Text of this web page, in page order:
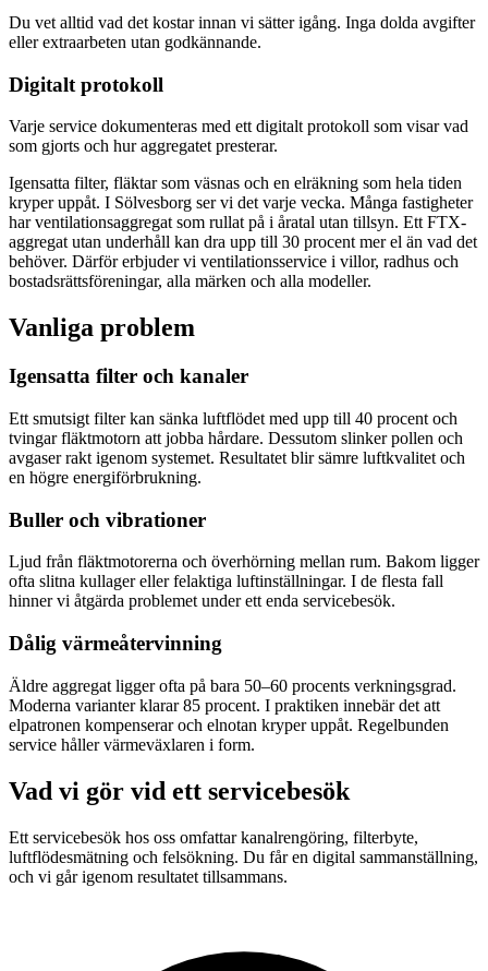
Du vet alltid vad det kostar innan vi sätter igång. Inga dolda avgifter
eller extraarbeten utan godkännande.
Digitalt protokoll
Varje service dokumenteras med ett digitalt protokoll som visar vad
som gjorts och hur aggregatet presterar.
Igensatta filter, fläktar som väsnas och en elräkning som hela tiden
kryper uppåt. I Sölvesborg ser vi det varje vecka. Många fastigheter
har ventilationsaggregat som rullat på i åratal utan tillsyn. Ett FTX-
aggregat utan underhåll kan dra upp till 30 procent mer el än vad det
behöver. Därför erbjuder vi ventilationsservice i villor, radhus och
bostadsrättsföreningar, alla märken och alla modeller.
Vanliga problem
Igensatta filter och kanaler
Ett smutsigt filter kan sänka luftflödet med upp till 40 procent och
tvingar fläktmotorn att jobba hårdare. Dessutom slinker pollen och
avgaser rakt igenom systemet. Resultatet blir sämre luftkvalitet och
en högre energiförbrukning.
Buller och vibrationer
Ljud från fläktmotorerna och överhörning mellan rum. Bakom ligger
ofta slitna kullager eller felaktiga luftinställningar. I de flesta fall
hinner vi åtgärda problemet under ett enda servicebesök.
Dålig värmeåtervinning
Äldre aggregat ligger ofta på bara 50–60 procents verkningsgrad.
Moderna varianter klarar 85 procent. I praktiken innebär det att
elpatronen kompenserar och elnotan kryper uppåt. Regelbunden
service håller värmeväxlaren i form.
Vad vi gör vid ett servicebesök
Ett servicebesök hos oss omfattar kanalrengöring, filterbyte,
luftflödesmätning och felsökning. Du får en digital sammanställning,
och vi går igenom resultatet tillsammans.